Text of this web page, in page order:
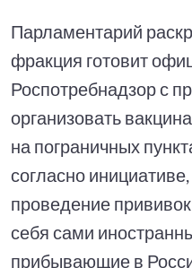
Парламентарий
фракция готовит
Роспотребнадзор с
организовать
на пограничных
согласно
проведение
себя сами
прибывающие в